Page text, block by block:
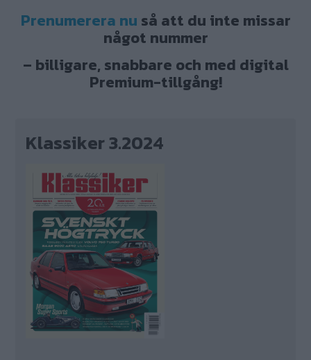
Prenumerera nu så att du inte missar
något nummer
– billigare, snabbare och med digital
Premium-tillgång!
Klassiker 3.2024